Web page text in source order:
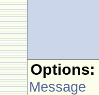
Options:
Message